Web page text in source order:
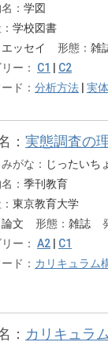
： 学図
学校図書
エッセイ 形態： 雑
ー： C1
C2
ド： 分析方法 実
： 実態調査の
がな： じったいち
： 季刊教育
東京教育大学
論文 形態： 雑誌
ー： A2 | C1
ド： カリキュラム
： カリキュラ